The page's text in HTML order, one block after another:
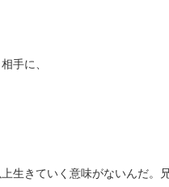
手に、
生きていく意味がないんだ。